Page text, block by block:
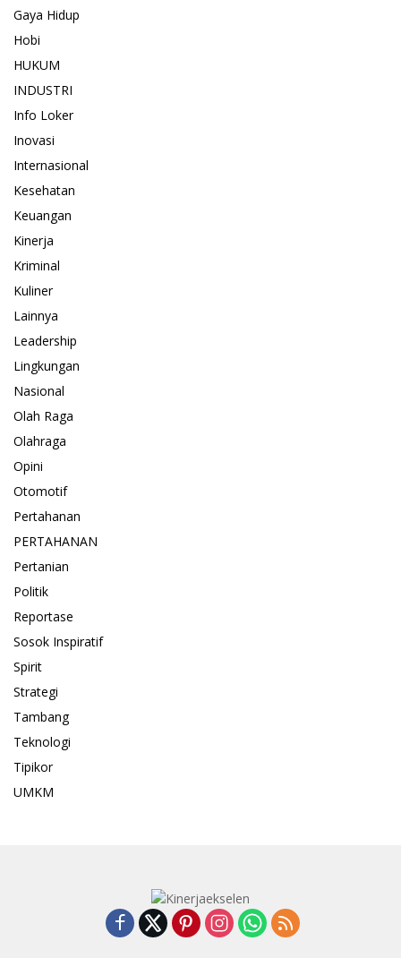
Gaya Hidup
Hobi
HUKUM
INDUSTRI
Info Loker
Inovasi
Internasional
Kesehatan
Keuangan
Kinerja
Kriminal
Kuliner
Lainnya
Leadership
Lingkungan
Nasional
Olah Raga
Olahraga
Opini
Otomotif
Pertahanan
PERTAHANAN
Pertanian
Politik
Reportase
Sosok Inspiratif
Spirit
Strategi
Tambang
Teknologi
Tipikor
UMKM